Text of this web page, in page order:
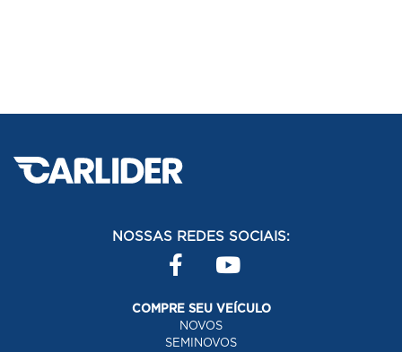
NOSSAS REDES SOCIAIS:
COMPRE SEU VEÍCULO
NOVOS
SEMINOVOS